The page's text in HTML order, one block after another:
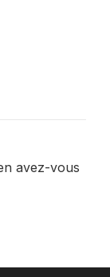
avez-vous